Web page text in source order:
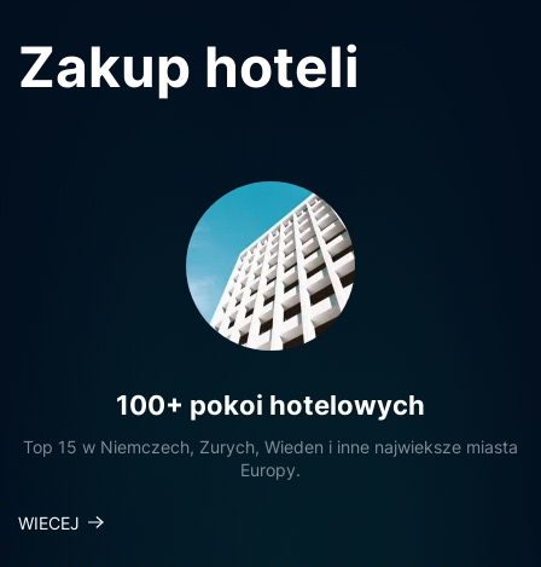
Zakup hoteli
100+ pokoi hotelowych
Top 15 w Niemczech, Zurych, Wieden i inne najwieksze miasta
Europy.
WIECEJ